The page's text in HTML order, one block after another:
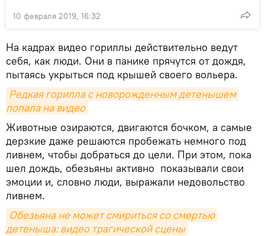
10 февраля 2019, 16:32
На кадрах видео гориллы действительно ведут
себя, как люди. Они в панике прячутся от дождя,
пытаясь укрыться под крышей своего вольера.
Редкая горилла с новорожденным детенышем
попала на видео
Животные озираются, двигаются бочком, а самые
дерзкие даже решаются пробежать немного под
ливнем, чтобы добраться до цели. При этом, пока
шел дождь, обезьяны активно показывали свои
эмоции и, словно люди, выражали недовольство
ливнем.
Обезьяна не может смириться со смертью
детеныша: видео трагической сцены